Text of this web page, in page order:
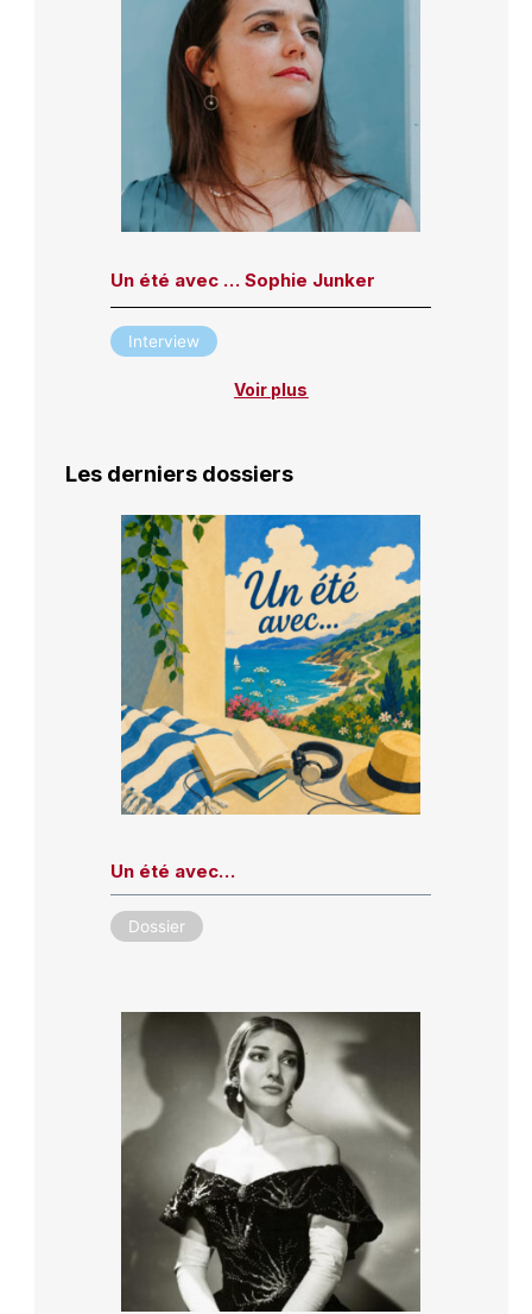
Un été avec … Sophie Junker
Interview
Voir plus
Les derniers dossiers
Un été avec…
Dossier